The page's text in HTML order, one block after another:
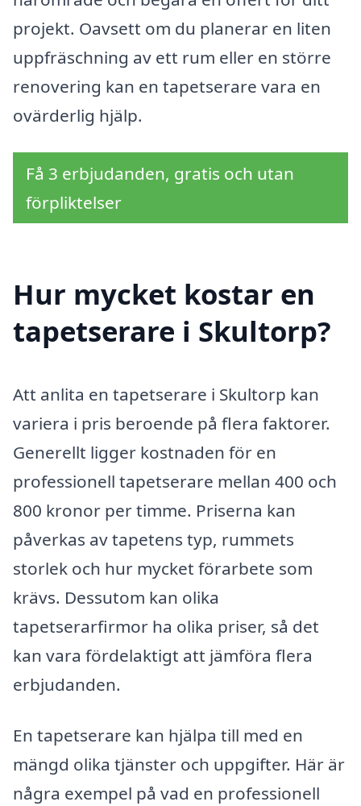
projekt. Oavsett om du planerar en liten
uppfräschning av ett rum eller en större
renovering kan en tapetserare vara en
ovärderlig hjälp.
Få 3 erbjudanden, gratis och utan
förpliktelser
Hur mycket kostar en
tapetserare i Skultorp?
Att anlita en tapetserare i Skultorp kan
variera i pris beroende på flera faktorer.
Generellt ligger kostnaden för en
professionell tapetserare mellan 400 och
800 kronor per timme. Priserna kan
påverkas av tapetens typ, rummets
storlek och hur mycket förarbete som
krävs. Dessutom kan olika
tapetserarfirmor ha olika priser, så det
kan vara fördelaktigt att jämföra flera
erbjudanden.
En tapetserare kan hjälpa till med en
mängd olika tjänster och uppgifter. Här är
några exempel på vad en professionell